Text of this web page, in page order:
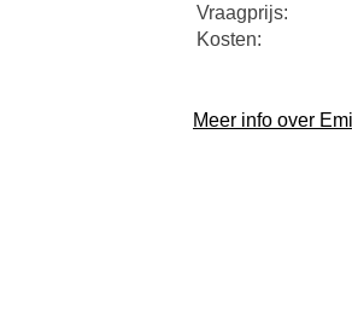
Vraagprijs:
Kosten:
Meer info over